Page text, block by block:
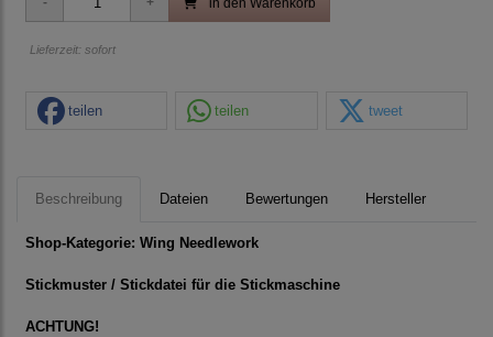
in den Warenkorb
Lieferzeit: sofort
teilen teilen tweet
Beschreibung Dateien Bewertungen Hersteller
Shop-Kategorie: Wing Needlework
Stickmuster / Stickdatei für die Stickmaschine
ACHTUNG!